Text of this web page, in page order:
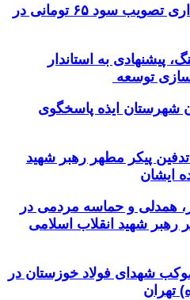
اخبار گروه سرمایه گذاری تصویب سود ۶۵ تومانی در
پیشنهادی به استاندار
توسعه
شهرستان ایذه پاسخگوی
پیکر مطهر رهبر شهید
ایشان
همدلی و حماسه مردمی در
رهبر شهید انقلاب اسلامی
شهدای فولاد خوزستان در
تهران